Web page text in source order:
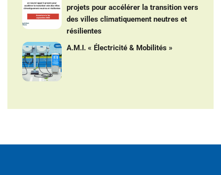
projets pour accélérer la transition vers
des villes climatiquement neutres et
résilientes
A.M.I. « Électricité & Mobilités »